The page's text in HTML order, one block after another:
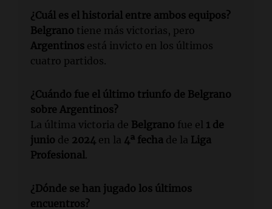
¿Cuál es el historial entre ambos equipos?
Belgrano tiene más victorias, pero
Argentinos está invicto en los últimos
cuatro partidos.
¿Cuándo fue el último triunfo de Belgrano
sobre Argentinos?
La última victoria de Belgrano fue el 1 de
junio de 2024 en la 4ª fecha de la Liga
Profesional .
¿Dónde se han jugado los últimos
encuentros?